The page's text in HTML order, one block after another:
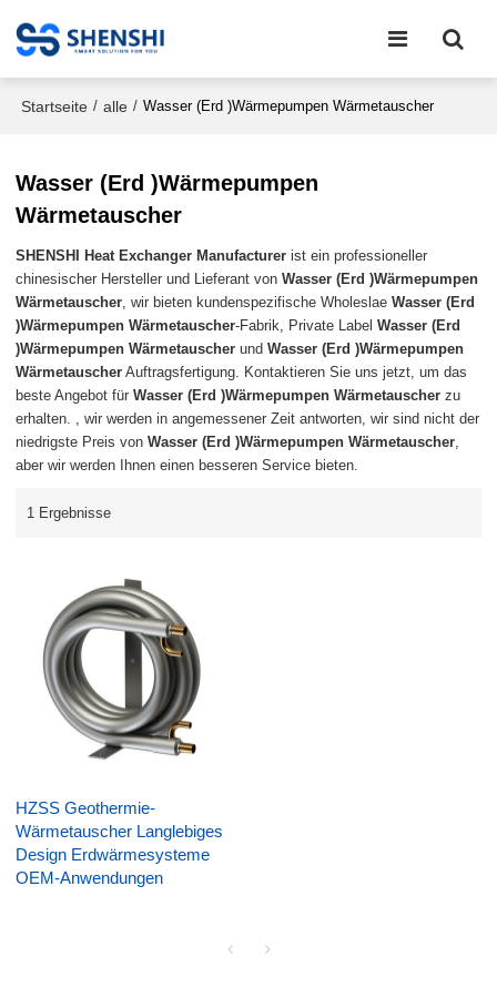
Startseite / alle / Wasser (Erd )Wärmepumpen Wärmetauscher
Wasser (Erd )Wärmepumpen
Wärmetauscher
SHENSHI Heat Exchanger Manufacturer​ ist ein professioneller
chinesischer Hersteller und Lieferant vonWasser (Erd )Wärmepumpen
Wärmetauscher, wir bieten kundenspezifische WholeslaeWasser (Erd
)Wärmepumpen Wärmetauscher-Fabrik, Private LabelWasser (Erd
)Wärmepumpen Wärmetauscher undWasser (Erd )Wärmepumpen
Wärmetauscher Auftragsfertigung. Kontaktieren Sie uns jetzt, um das
beste Angebot fürWasser (Erd )Wärmepumpen Wärmetauscher zu
erhalten. , wir werden in angemessener Zeit antworten, wir sind nicht der
niedrigste Preis vonWasser (Erd )Wärmepumpen Wärmetauscher,
aber wir werden Ihnen einen besseren Service bieten.
1 Ergebnisse
HZSS Geothermie-
Wärmetauscher Langlebiges
Design Erdwärmesysteme
OEM-Anwendungen